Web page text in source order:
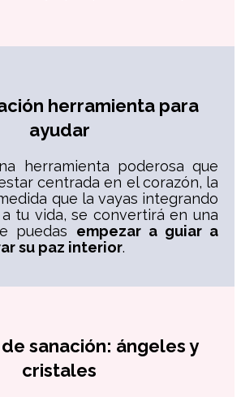
herramienta para
ayudar
herramienta poderosa que
centrada en el corazón, la
que la vayas integrando
tu vida, se convertirá en una
puedas empezar a guiar a
su paz interior.
sanación: ángeles y
cristales